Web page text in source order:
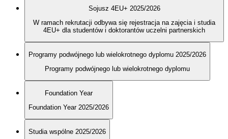
Sojusz 4EU+ 2025/2026
W ramach rekrutacji odbywa się rejestracja na zajęcia i studia
4EU+ dla studentów i doktorantów uczelni partnerskich
Programy podwójnego lub wielokrotnego dyplomu 2025/2026
Programy podwójnego lub wielokrotnego dyplomu
Foundation Year
Foundation Year 2025/2026
Studia wspólne 2025/2026